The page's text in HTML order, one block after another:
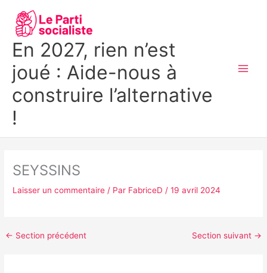
contenu
En 2027, rien n’est
joué : Aide-nous à
construire l’alternative
!
SEYSSINS
Laisser un commentaire / Par FabriceD/19 avril 2024
← Section précédent Section suivant →